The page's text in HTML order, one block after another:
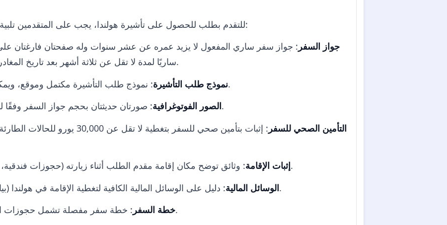
للتقدم بطلب للحصول على تأشيرة هولندا، يجب على المتقدمين تلبية متطلبات فنية معينة، والتي تشمل:
جواز السفر : جواز سفر ساري المفعول لا يزيد عمره عن عشر سنوات وله صفحتان فارغتان
ساريًا لمدة لا تقل عن ثلاثة أشهر بعد تاريخ المغادرة المقصود من منطقة شنغن.
نموذج طلب التأشيرة: نموذج طلب التأشيرة مكتمل وموقع، ويمكن تنزيله من الموقع الرسمي.
الصور الفوتوغرافية: صورتان حديثتان بحجم جواز السفر وفقًا لمتطلبات صورة تأشيرة شنغن.
التأمين الصحي للسفر
: إثبات بتأمين صحي للسفر بتغطية لا
إثبات الإقامة: وثائق توضح مكان إقامة مقدم الطلب أثناء زيارته (حجوزات فندقية، رسالة دعوة من مضيف، إلخ).
الوسائل المالية: دليل على الوسائل المالية الكافية لتغطية الإقامة في هولندا (بيانات بنكية، رسائل رعاية، إلخ).
خطة السفر: خطة سفر مفصلة تشمل حجوزات الطيران وأي أنشطة مخططة.